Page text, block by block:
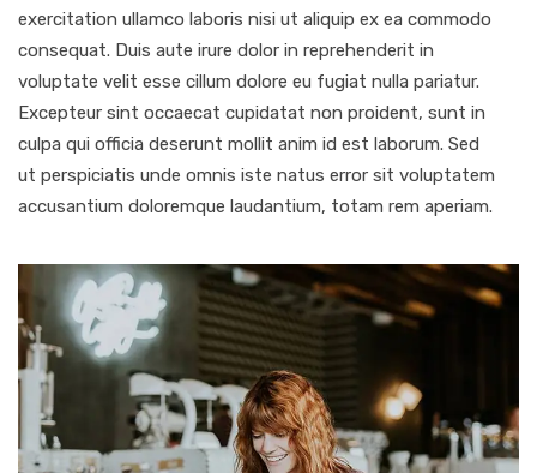
exercitation ullamco laboris nisi ut aliquip ex ea commodo
consequat. Duis aute irure dolor in reprehenderit in
voluptate velit esse cillum dolore eu fugiat nulla pariatur.
Excepteur sint occaecat cupidatat non proident, sunt in
culpa qui officia deserunt mollit anim id est laborum. Sed
ut perspiciatis unde omnis iste natus error sit voluptatem
accusantium doloremque laudantium, totam rem aperiam.